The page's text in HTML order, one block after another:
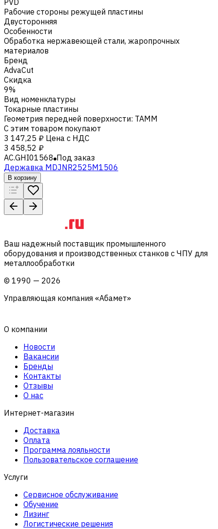
Рабочие стороны режущей пластины
Двусторонняя
Особенности
Обработка нержавеющей стали, жаропрочных
материалов
Бренд
AdvaCut
Скидка
9%
Вид номенклатуры
Токарные пластины
Геометрия передней поверхности: TAMM
С этим товаром покупают
3 147,25 ₽ Цена с НДС
3 458,52 ₽
AC.GHI01568 Под заказ
Державка MDJNR2525M1506
В корзину
Ваш надежный поставщик промышленного
оборудования и производственных станков с ЧПУ для
металлообработки
© 1990 — 2026
Управляющая компания «Абамет»
О компании
Новости
Вакансии
Бренды
Контакты
Отзывы
О нас
Интернет-магазин
Доставка
Оплата
Программа лояльности
Пользовательское соглашение
Услуги
Сервисное обслуживание
Обучение
Лизинг
Логистические решения